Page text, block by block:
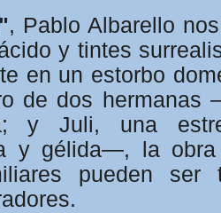
, Pablo Albarello
y tintes
en un estorbo
de dos hermanas
y Juli, una
y gélida—, la
pueden ser